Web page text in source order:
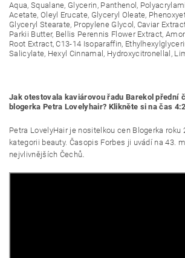
Aqua, Squalane, Glycerin, Panthenol,
Acetate, Oleyl Erucate, Glyceryl Oleate,
Glyceryl Stearate, Propylene Glycol, Caviar
Parkii Butter, Bellis Perennis Flower Extract,
Root Extract, C13-14 Isoparaffin,
Salicylate, Hexyl Cinnamal, Hydroxycitronellal,
Jak otestovala kaviárovou řadu Barekol přední
blogerka Petra Lovelyhair? Klikněte si na čas
Petra LovelyHair je nositelkou cen Blogerka roku
kategorii beauty. Časopis Forbes ji uvádí na 43.
nejvlivnějších Čechů.